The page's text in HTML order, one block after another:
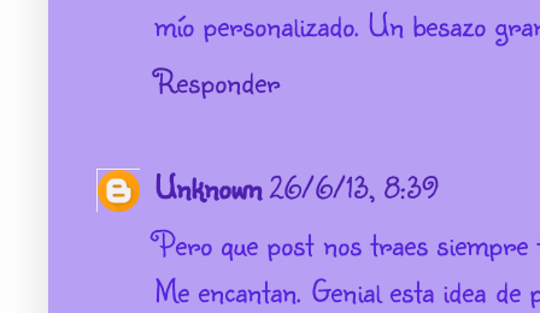
mío personalizado. Un besazo
Responder
Unknown26/6/13, 8:39
Pero que post nos traes
Me encantan. Genial esta idea